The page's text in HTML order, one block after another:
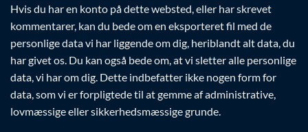
Hvis du har en konto på dette websted, eller har skrevet
kommentarer, kan du bede om en eksporteret fil med de
personlige data vi har liggende om dig, heriblandt alt data, du
har givet os. Du kan også bede om, at vi sletter alle personlige
data, vi har om dig. Dette indbefatter ikke nogen form for
data, som vi er forpligtede til at gemme af administrative,
lovmæssige eller sikkerhedsmæssige grunde.